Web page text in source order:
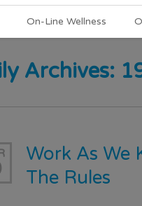
On-Line Wellness
Archives:
Work As We
The Rules